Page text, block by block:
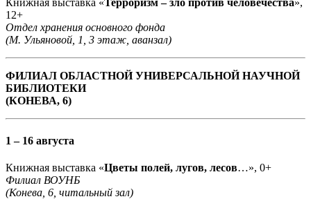
Книжная выставка «Терроризм – зло против человечества»,
12+
Отдел хранения основного фонда
(М. Ульяновой, 1, 3 этаж, аванзал)
ФИЛИАЛ ОБЛАСТНОЙ УНИВЕРСАЛЬНОЙ НАУЧНОЙ
БИБЛИОТЕКИ
(КОНЕВА, 6)
1 – 16 августа
Книжная выставка «Цветы полей, лугов, лесов…», 0+
Филиал ВОУНБ
(Конева, 6, читальный зал)